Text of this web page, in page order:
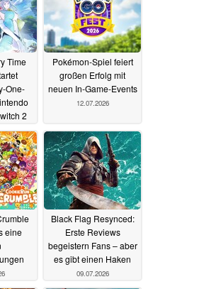
Time
One-
2
Pokémon-Spiel feiert
großen Erfolg mit
neuen In-Game-Events
12.07.2026
eine
Black Flag Resynced:
Erste Reviews
begeistern Fans – aber
es gibt einen Haken
09.07.2026